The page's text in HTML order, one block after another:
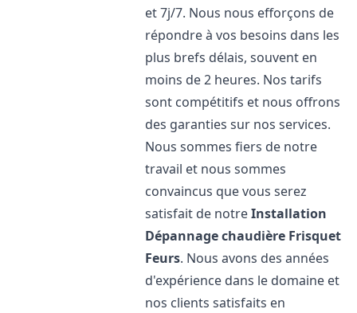
et 7j/7. Nous nous efforçons de
répondre à vos besoins dans les
plus brefs délais, souvent en
moins de 2 heures. Nos tarifs
sont compétitifs et nous offrons
des garanties sur nos services.
Nous sommes fiers de notre
travail et nous sommes
convaincus que vous serez
satisfait de notreInstallation
Dépannage chaudière Frisquet
Feurs. Nous avons des années
d'expérience dans le domaine et
nos clients satisfaits en